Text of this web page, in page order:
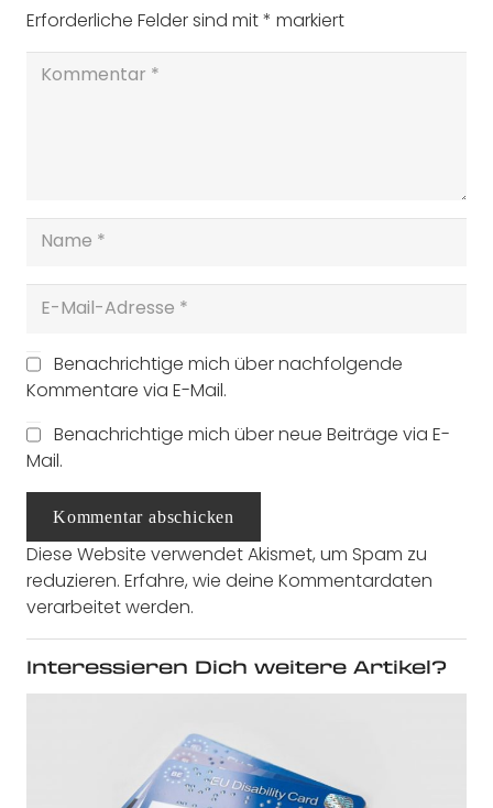
Erforderliche Felder sind mit* markiert
Benachrichtige mich über nachfolgende
Kommentare via E-Mail.
Benachrichtige mich über neue Beiträge via E-
Mail.
Kommentar abschicken
Diese Website verwendet Akismet, um Spam zu
reduzieren. Erfahre, wie deine Kommentardaten
verarbeitet werden.
Interessieren Dich weitere Artikel?